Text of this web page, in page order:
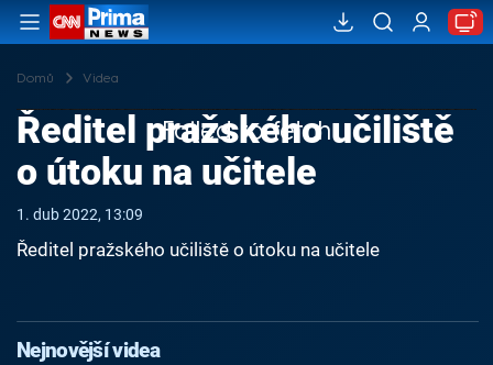
Domů Videa
Failed to fetch
Ředitel pražského učiliště
o útoku na učitele
1. dub 2022, 13:09
Ředitel pražského učiliště o útoku na učitele
Nejnovější videa